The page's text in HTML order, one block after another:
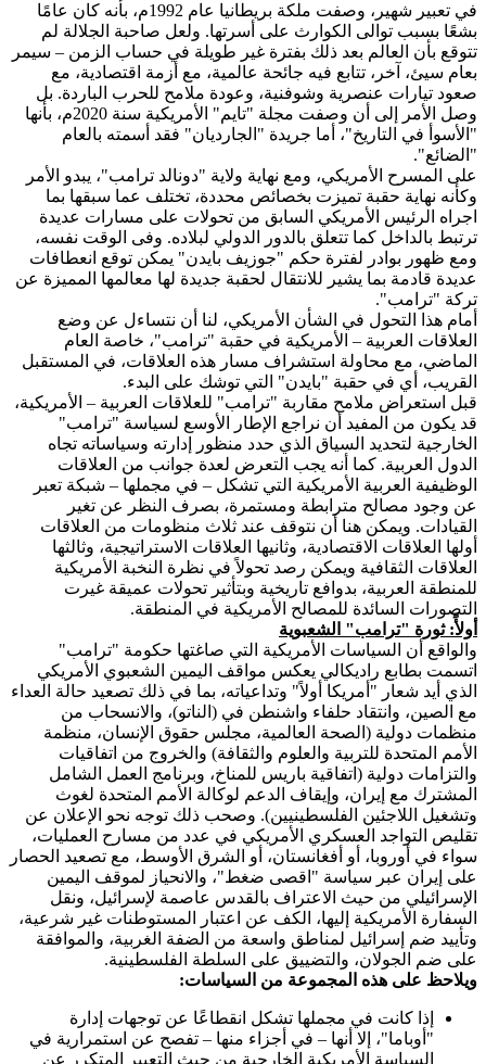
في تعبير شهير، وصفت ملكة بريطانيا عام 1992م، بأنه كان عامًا
بشعًا بسبب توالى الكوارث على أسرتها. ولعل صاحبة الجلالة لم
تتوقع بأن العالم بعد ذلك بفترة غير طويلة في حساب الزمن – سيمر
بعام سيئ، آخر، تتابع فيه جائحة عالمية، مع أزمة اقتصادية، مع
صعود تيارات عنصرية وشوفنية، وعودة ملامح للحرب الباردة. بل
وصل الأمر إلى أن وصفت مجلة "تايم" الأمريكية سنة 2020م، بأنها
"الأسوأ في التاريخ"، أما جريدة "الجارديان" فقد أسمته بالعام
"الضائع".
على المسرح الأمريكي، ومع نهاية ولاية "دونالد ترامب"، يبدو الأمر
وكأنه نهاية حقبة تميزت بخصائص محددة، تختلف عما سبقها بما
اجراه الرئيس الأمريكي السابق من تحولات على مسارات عديدة
ترتبط بالداخل كما تتعلق بالدور الدولي لبلاده. وفى الوقت نفسه،
ومع ظهور بوادر لفترة حكم "جوزيف بايدن" يمكن توقع انعطافات
عديدة قادمة بما يشير للانتقال لحقبة جديدة لها معالمها المميزة عن
تركة "ترامب".
أمام هذا التحول في الشأن الأمريكي، لنا أن نتساءل عن وضع
العلاقات العربية – الأمريكية في حقبة "ترامب"، خاصة العام
الماضي، مع محاولة استشراف مسار هذه العلاقات، في المستقبل
القريب، أي في حقبة "بايدن" التي توشك على البدء.
قبل استعراض ملامح مقاربة "ترامب" للعلاقات العربية – الأمريكية،
قد يكون من المفيد أن نراجع الإطار الأوسع لسياسة "ترامب"
الخارجية لتحديد السياق الذي حدد منظور إدارته وسياساته تجاه
الدول العربية. كما أنه يجب التعرض لعدة جوانب من العلاقات
الوظيفية العربية الأمريكية التي تشكل – في مجملها – شبكة تعبر
عن وجود مصالح مترابطة ومستمرة، بصرف النظر عن تغير
القيادات. ويمكن هنا أن نتوقف عند ثلاث منظومات من العلاقات
أولها العلاقات الاقتصادية، وثانيها العلاقات الاستراتيجية، وثالثها
العلاقات الثقافية ويمكن رصد تحولاً في نظرة النخبة الأمريكية
للمنطقة العربية، بدوافع تاريخية وبتأثير تحولات عميقة غيرت
التصورات السائدة للمصالح الأمريكية في المنطقة.
أولأً: ثورة "ترامب" الشعبوية
والواقع أن السياسات الأمريكية التي صاغتها حكومة "ترامب"
اتسمت بطابع راديكالي يعكس مواقف اليمين الشعبوي الأمريكي
الذي أيد شعار "أمريكا أولاً" وتداعياته، بما في ذلك تصعيد حالة العداء
مع الصين، وانتقاد حلفاء واشنطن في (الناتو)، والانسحاب من
منظمات دولية (الصحة العالمية، مجلس حقوق الإنسان، منظمة
الأمم المتحدة للتربية والعلوم والثقافة) والخروج من اتفاقيات
والتزامات دولية (اتفاقية باريس للمناخ، وبرنامج العمل الشامل
المشترك مع إيران، وإيقاف الدعم لوكالة الأمم المتحدة لغوث
وتشغيل اللاجئين الفلسطينيين). وصحب ذلك توجه نحو الإعلان عن
تقليص التواجد العسكري الأمريكي في عدد من مسارح العمليات،
سواء في أوروبا، أو أفغانستان، أو الشرق الأوسط، مع تصعيد الحصار
على إيران عبر سياسة "اقصى ضغط"، والانحياز لموقف اليمين
الإسرائيلي من حيث الاعتراف بالقدس عاصمة لإسرائيل، ونقل
السفارة الأمريكية إليها، الكف عن اعتبار المستوطنات غير شرعية،
وتأييد ضم إسرائيل لمناطق واسعة من الضفة الغربية، والموافقة
على ضم الجولان، والتضييق على السلطة الفلسطينية.
ويلاحظ على هذه المجموعة من السياسات:
إذا كانت في مجملها تشكل انقطاعًا عن توجهات إدارة
"أوباما"، إلا أنها – في أجزاء منها – تفصح عن استمرارية في
السياسة الأمريكية الخارجية من حيث التعبير المتكرر عن